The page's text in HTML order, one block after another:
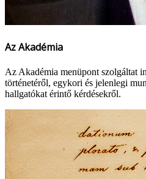
Az Akadémia
Az Akadémia menüpont szolgáltat
történetéről, egykori és jelenlegi
hallgatókat érintő kérdésekről.